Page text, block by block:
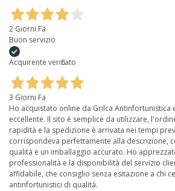
2 Giorni Fa
Buon servizio
Acquirente verificato
3 Giorni Fa
Ho acquistato online da Grilca Antinfortunistica
eccellente. Il sito è semplice da utilizzare,
rapidità e la spedizione è arrivata nei tempi
corrispondeva perfettamente alla descrizione,
qualità e un imballaggio accurato. Ho
professionalità e la disponibilità del servizio
affidabile, che consiglio senza esitazione a chi
antinfortunistici di qualità.